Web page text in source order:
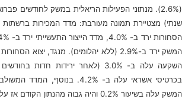
(2.6%). מנתוני הפעילות הריאלית במשק לחודשים
השקעה עלה ב- 3.0% (לאחר ירידות
בכרטיסי אשראי עלה ב- 4.2%.
המשק עלה בשיעור 0.2% והיה גבוה מהנתון הקודם אז עלה ב- 0.1%.